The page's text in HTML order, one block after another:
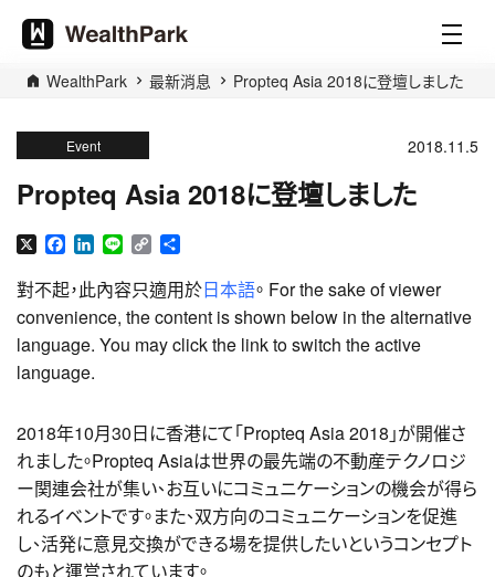
WealthPark 最新消息 Propteq Asia 2018に登壇しました
Event 2018.11.5
Propteq Asia 2018に登壇しました
X Facebook
LinkedIn
Line Copy
對不起，此內容只適用於日本語。 For the sake of viewer
convenience, the content is shown below in the alternative
language. You may click the link to switch the active
language.
2018年10月30日に香港にて「Propteq Asia 2018」が開催さ
れました。Propteq Asiaは世界の最先端の不動産テクノロジ
ー関連会社が集い、お互いにコミュニケーションの機会が得ら
れるイベントです。また、双方向のコミュニケーションを促進
し、活発に意見交換ができる場を提供したいというコンセプト
のもと運営されています。